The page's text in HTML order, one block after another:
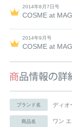
2014年8月7日号
COSME at
2014年9月号
COSME at
ブランド名 ディオ
商品名 ワン